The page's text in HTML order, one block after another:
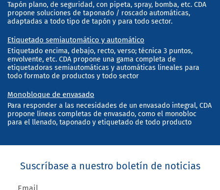
Tapón plano, de seguridad, con pipeta, spray, bomba, etc. CDA
propone soluciones de taponado / roscado automáticas,
adaptadas a todo tipo de tapón y para todo sector.
Etiquetado semiautomático y automático
Etiquetado encima, debajo, recto, verso; técnica 3 puntos,
envolvente, etc. CDA propone una gama completa de
etiquetadoras semiautomáticas y automáticas lineales para
todo formato de productos y todo sector
Monobloque de envasado
Para responder a las necesidades de un envasado integral, CDA
propone líneas completas de envasado, como el monobloc
para el llenado, taponado y etiquetado de todo producto
Suscríbase a nuestro boletín de noticias